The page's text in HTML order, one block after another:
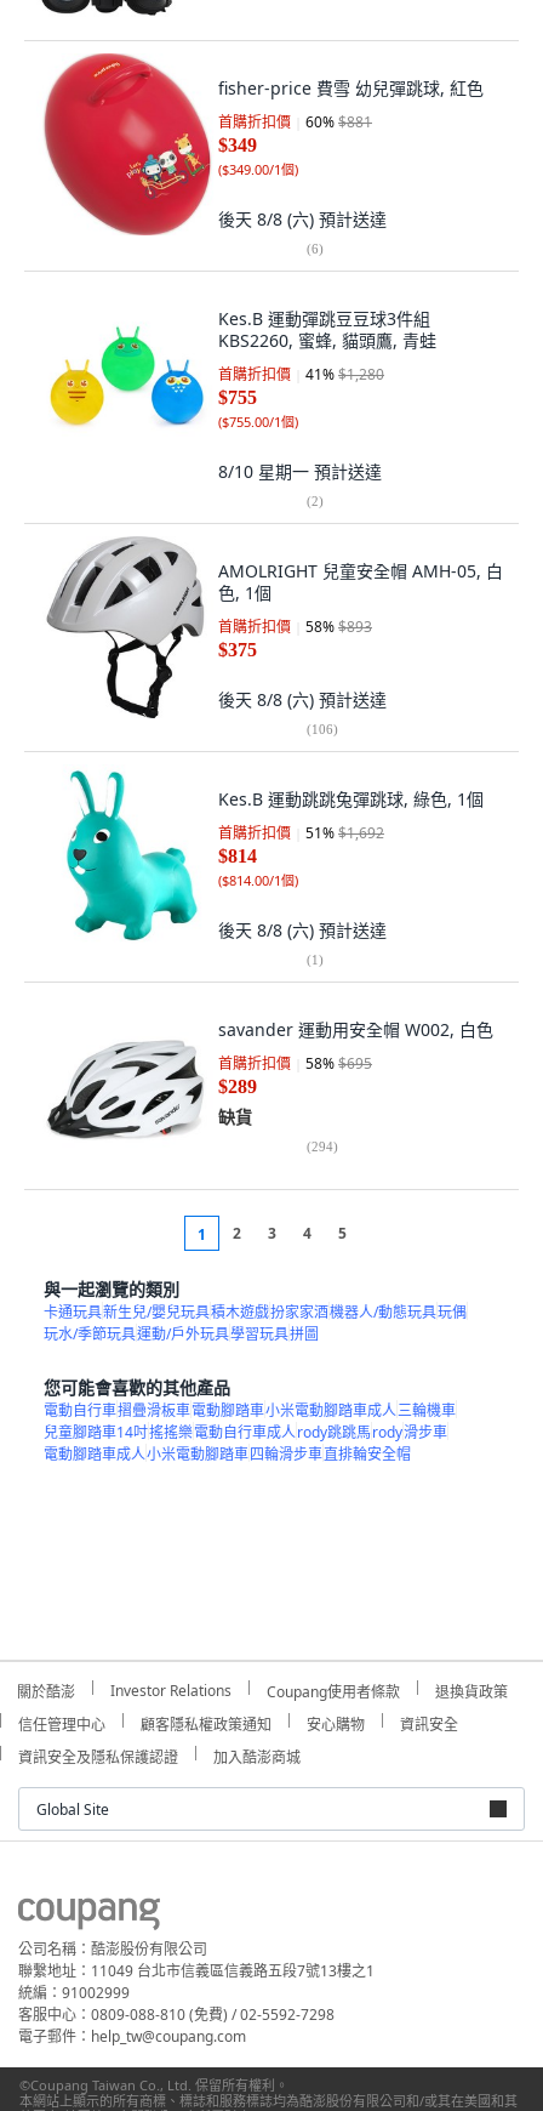
fisher-price 費雪 幼兒彈跳球, 紅色
首購折扣價 60%$881
$349
($349.00/1個)
後天 8/8 (六) 預計送達
(6)
Kes.B 運動彈跳豆豆球3件組
KBS2260, 蜜蜂, 貓頭鷹, 青蛙
首購折扣價 41%$1,280
$755
($755.00/1個)
8/10 星期一 預計送達
(2)
AMOLRIGHT 兒童安全帽 AMH-05, 白
色, 1個
首購折扣價 58%$893
$375
後天 8/8 (六) 預計送達
(106)
Kes.B 運動跳跳兔彈跳球, 綠色, 1個
首購折扣價 51%$1,692
$814
($814.00/1個)
後天 8/8 (六) 預計送達
(1)
savander 運動用安全帽 W002, 白色
首購折扣價 58%$695
$289
缺貨
(294)
1 2 3 4 5
與一起瀏覽的類別
卡通玩具新生兒/嬰兒玩具積木遊戲扮家家酒機器人/動態玩具玩偶
玩水/季節玩具運動/戶外玩具學習玩具拼圖
您可能會喜歡的其他產品
電動自行車摺疊滑板車電動腳踏車小米電動腳踏車成人三輪機車
兒童腳踏車14吋搖搖樂電動自行車成人rody跳跳馬rody滑步車
電動腳踏車成人小米電動腳踏車四輪滑步車直排輪安全帽
關於酷澎 Investor Relations Coupang使用者條款
退換貨政策
信任管理中心
顧客隱私權政策通知 安心購物
資訊安全
資訊安全及隱私保護認證
加入酷澎商城
Global Site
公司名稱：酷澎股份有限公司
聯繫地址：11049 台北市信義區信義路五段7號13樓之1
統編：91002999
客服中心：0809-088-810 (免費) / 02-5592-7298
電子郵件：help_tw@coupang.com
©Coupang Taiwan Co., Ltd. 保留所有權利。
本網站上顯示的所有商標、標誌和服務標誌均為酷澎股份有限公司和/或其在美國和其